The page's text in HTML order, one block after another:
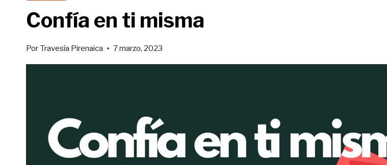
Confía en ti misma
Por Travesía Pirenaica 7 marzo, 2023